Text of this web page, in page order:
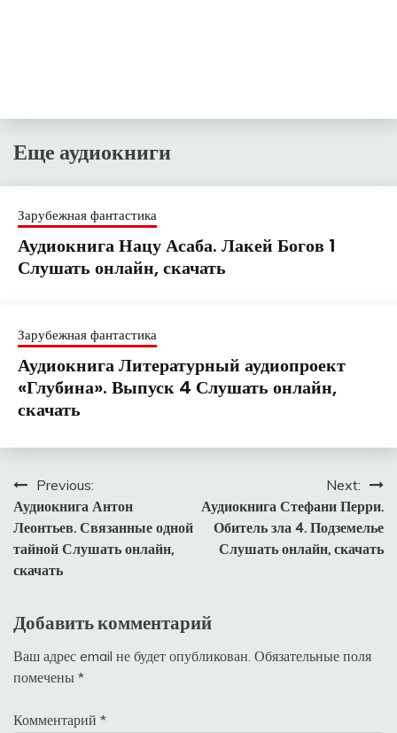
Еще аудиокниги
Зарубежная фантастика
Аудиокнига Нацу Асаба. Лакей Богов 1
Слушать онлайн, скачать
Зарубежная фантастика
Аудиокнига Литературный аудиопроект
«Глубина». Выпуск 4 Слушать онлайн,
скачать
Навигация
по
записям
Previous:
Аудиокнига Антон
Леонтьев. Связанные одной
тайной Слушать онлайн,
скачать
Next:
Аудиокнига Стефани Перри.
Обитель зла 4. Подземелье
Слушать онлайн, скачать
Добавить комментарий
Ваш адрес email не будет опубликован. Обязательные поля
помечены *
Комментарий *